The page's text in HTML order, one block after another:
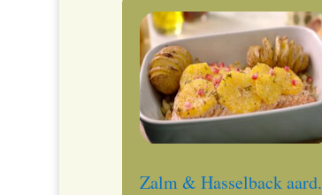
Zalm & Hasselback aard.